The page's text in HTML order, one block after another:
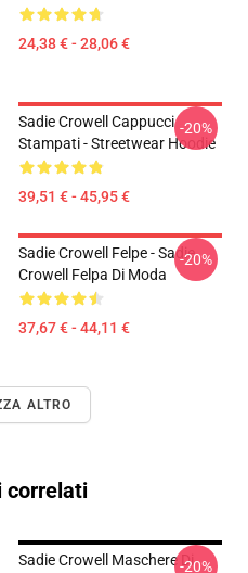
24,38 € - 28,06 €
Sadie Crowell Cappucci
Stampati - Streetwear Hoodie
39,51 € - 45,95 €
-20%
Sadie Crowell Felpe - Sadie
Crowell Felpa Di Moda
37,67 € - 44,11 €
-20%
ALTRO
correlati
Sadie Crowell Maschere Di-20%